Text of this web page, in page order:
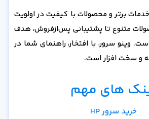
خدمات برتر و محصولات با کیفیت در اولویت
متنوع تا پشتیبانی پس‌از‌فروش، هدف
وینو سرور، با افتخار، راهنمای شما در
و سخت افزار است.
های مهم
خرید سرور HP